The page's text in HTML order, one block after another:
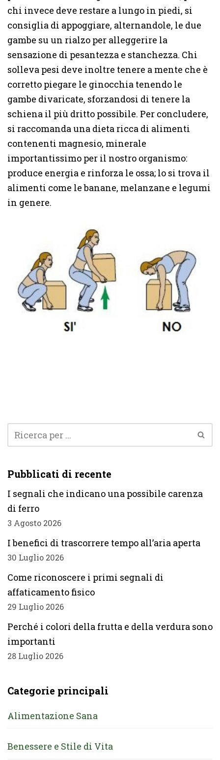
chi invece deve restare a lungo in piedi, si
consiglia di appoggiare, alternandole, le due
gambe su un rialzo per alleggerire la
sensazione di pesantezza e stanchezza. Chi
solleva pesi deve inoltre tenere a mente che è
corretto piegare le ginocchia tenendo le
gambe divaricate, sforzandosi di tenere la
schiena il più dritto possibile. Per concludere,
si raccomanda una dieta ricca di alimenti
contenenti magnesio, minerale
importantissimo per il nostro organismo:
produce energia e rinforza le ossa; lo si trova il
alimenti come le banane, melanzane e legumi
in genere.
Pubblicati di recente
I segnali che indicano una possibile carenza
di ferro
3 Agosto 2026
I benefici di trascorrere tempo all’aria aperta
30 Luglio 2026
Come riconoscere i primi segnali di
affaticamento fisico
29 Luglio 2026
Perché i colori della frutta e della verdura sono
importanti
28 Luglio 2026
Categorie principali
Alimentazione Sana
Benessere e Stile di Vita